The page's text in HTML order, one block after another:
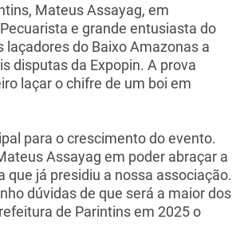
Mateus Assayag, em
e grande entusiasta do
do Baixo Amazonas a
disputas da Expopin. A prova
laçar o chifre de um boi em
para o crescimento do evento.
Assayag em poder abraçar a
que já presidiu a nossa associação.
dúvidas de que será a maior dos
de Parintins em 2025 o